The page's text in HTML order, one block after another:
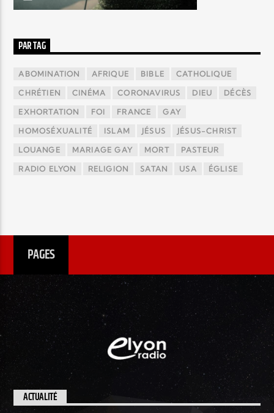
PAR TAG
ABOMINATION AFRIQUE BIBLE CATHOLIQUE
CHRÉTIEN CINÉMA CORONAVIRUS DIEU DÉCÈS
EXHORTATION FOI FRANCE GAY
HOMOSÉXUALITÉ ISLAM JÉSUS JÉSUS-CHRIST
LOUANGE MARIAGE GAY MORT PASTEUR
RADIO ELYON RELIGION SATAN USA ÉGLISE
PAGES
ACTUALITÉ